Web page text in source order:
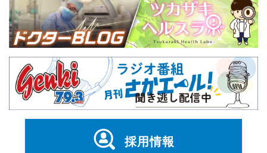
採用情報